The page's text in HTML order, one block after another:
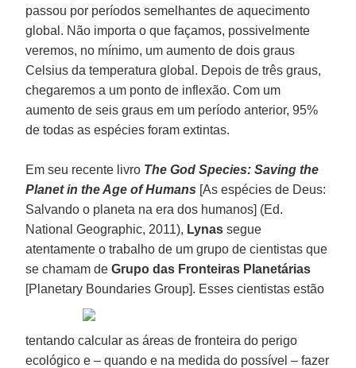
passou por períodos semelhantes de aquecimento
global. Não importa o que façamos, possivelmente
veremos, no mínimo, um aumento de dois graus
Celsius da temperatura global. Depois de três graus,
chegaremos a um ponto de inflexão. Com um
aumento de seis graus em um período anterior, 95%
de todas as espécies foram extintas.
Em seu recente livro The God Species: Saving the
Planet in the Age of Humans [As espécies de Deus:
Salvando o planeta na era dos humanos] (Ed.
National Geographic, 2011), Lynassegue
atentamente o trabalho de um grupo de cientistas que
se chamam deGrupo das Fronteiras Planetárias
[Planetary Boundaries Group]. Esses cientistas estão
tentando calcular as áreas de fronteira do perigo
ecológico e – quando e na medida do possível – fazer